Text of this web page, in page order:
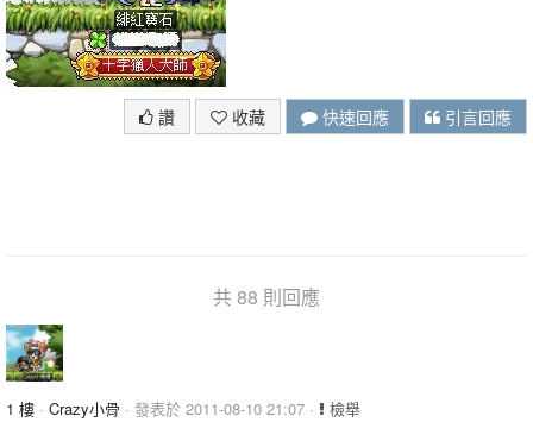
讚 收藏 快速回應 引言回應
共 88 則回應
1 樓 · Crazy小骨 · 發表於 2011-08-10 21:07 · 檢舉